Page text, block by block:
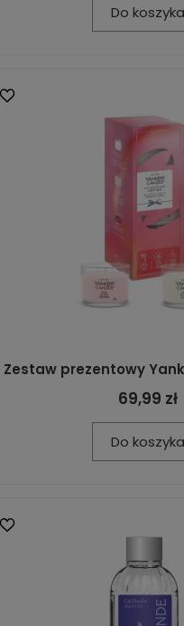
Do koszyka
Zestaw prezentowy
69,99 zł
Do koszyka